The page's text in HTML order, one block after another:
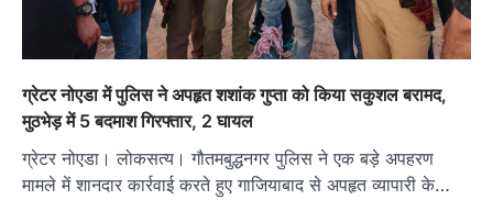
ग्रेटर नोएडा में पुलिस ने अपहृत शशांक गुप्ता को किया सकुशल बरामद,
मुठभेड़ में 5 बदमाश गिरफ्तार, 2 घायल
ग्रेटर नोएडा। लोकसत्य। गौतमबुद्धनगर पुलिस ने एक बड़े अपहरण
मामले में शानदार कार्रवाई करते हुए गाजियाबाद से अपहृत व्यापारी के…